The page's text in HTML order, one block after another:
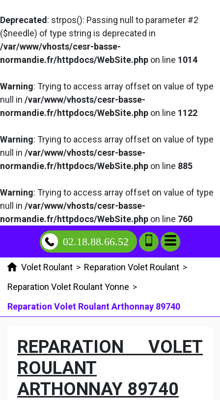
Deprecated : strpos(): Passing null to parameter #2
($needle) of type string is deprecated in
/var/www/vhosts/cesr-basse-
normandie.fr/httpdocs/WebSite.php on line 1014
Warning: Trying to access array offset on value of type
null in /var/www/vhosts/cesr-basse-
normandie.fr/httpdocs/WebSite.php on line 1122
Warning: Trying to access array offset on value of type
null in /var/www/vhosts/cesr-basse-
normandie.fr/httpdocs/WebSite.php on line 885
Warning: Trying to access array offset on value of type
null in /var/www/vhosts/cesr-basse-
normandie.fr/httpdocs/WebSite.php on line 760
02.18.88.66.52
Volet Roulant > Reparation Volet Roulant >
Reparation Volet Roulant Yonne >
Reparation Volet Roulant Arthonnay 89740
REPARATION VOLET
ROULANT
ARTHONNAY 89740